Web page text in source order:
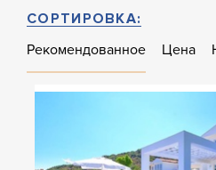
СОРТИРОВКА:
Рекомендованное
Цена